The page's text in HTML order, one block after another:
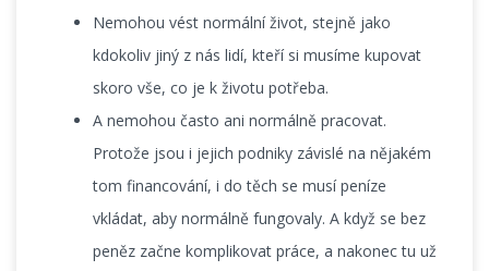
Nemohou vést normální život, stejně jako
kdokoliv jiný z nás lidí, kteří si musíme kupovat
skoro vše, co je k životu potřeba.
A nemohou často ani normálně pracovat.
Protože jsou i jejich podniky závislé na nějakém
tom financování, i do těch se musí peníze
vkládat, aby normálně fungovaly. A když se bez
peněz začne komplikovat práce, a nakonec tu už